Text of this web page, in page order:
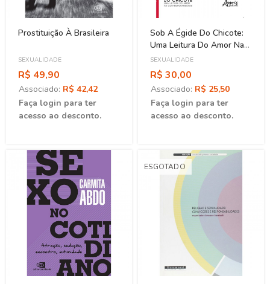
Prostituição À Brasileira
SEXUALIDADE
R$ 49,90
Associado: R$ 42,42
Faça login para ter
acesso ao desconto.
Sob A Égide Do Chicote:
Uma Leitura Do Amor Na
Contemporaneidade
SEXUALIDADE
R$ 30,00
Associado: R$ 25,50
Faça login para ter
acesso ao desconto.
ESGOTADO